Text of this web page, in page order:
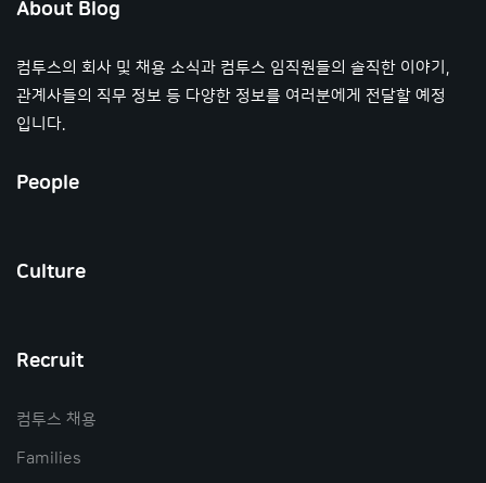
About Blog
컴투스의 회사 및 채용 소식과 컴투스 임직원들의 솔직한 이야기,
관계사들의 직무 정보 등 다양한 정보를 여러분에게 전달할 예정
입니다.
People
Culture
Recruit
컴투스 채용
Families